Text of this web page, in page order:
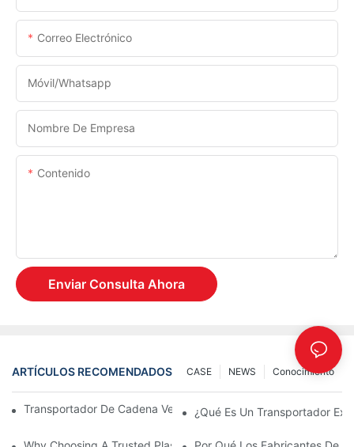
Correo Electrónico
Móvil/Whatsapp
Nombre De Empresa
Contenido
Enviar Consulta Ahora
ARTÍCULOS RECOMENDADOS Conocimiento
NEWS
CASE
Transportador De Cadena Versus Transportador De Rodillos
¿Qué Es Un Transportador